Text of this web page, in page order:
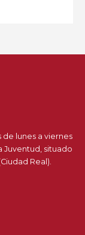
de lunes a viernes
Juventud, situado
Real).